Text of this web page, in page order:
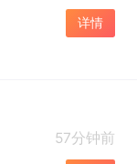
详情
57分钟前